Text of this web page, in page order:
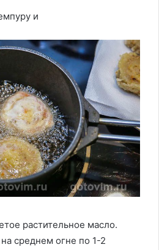
и
растительное масло.
среднем огне по 1-2